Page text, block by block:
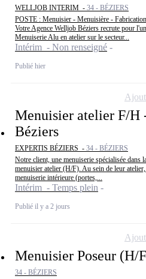
WELLJOB INTERIM - 34 - BÉZIERS
POSTE : Menuisier - Menuisière -
Votre Agence Welljob Béziers recrute pour
Menuiserie Alu en atelier sur le secteur...
Intérim - Non renseigné
Publié hier
Menuisier atelier F/H
Béziers
EXPERTIS BÉZIERS - 34 - BÉZIERS
Notre client, une menuiserie spécialisée dans
menuisier atelier (H/F). Au sein de leur
menuiserie intérieure (portes,...
Intérim - Temps plein
Publié il y a 2 jours
Menuisier Poseur (H/
34 - BÉZIERS